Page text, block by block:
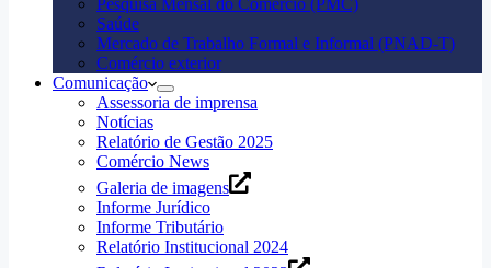
Pesquisa Mensal do Comércio (PMC)
Saúde
Mercado de Trabalho Formal e Informal (PNAD-T)
Comércio exterior
Comunicação
Assessoria de imprensa
Notícias
Relatório de Gestão 2025
Comércio News
Galeria de imagens
Informe Jurídico
Informe Tributário
Relatório Institucional 2024